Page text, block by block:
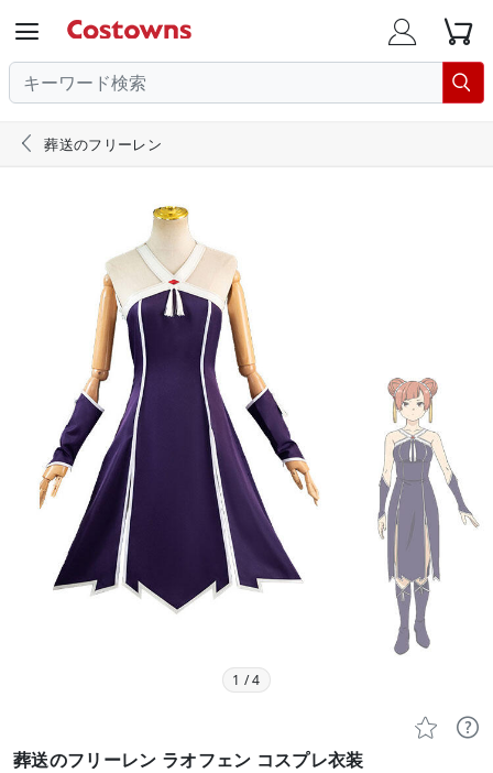
  

 葬送のフリーレン
1 /4
 
葬送のフリーレン ラオフェン コスプレ衣装